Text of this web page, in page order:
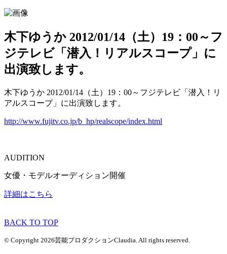
木下ゆうか 2012/01/14（土）19：00～フ
ジテレビ「潜入！リアルスコープ」に
出演致します。
木下ゆうか 2012/01/14（土）19：00～フジテレビ「潜入！リ
アルスコープ」に出演致します。
http://www.fujitv.co.jp/b_hp/realscope/index.html
AUDITION
女優・モデルオーディション開催
詳細はこちら
BACK TO TOP
© Copyright 2026芸能プロダクションClaudia. All rights reserved.